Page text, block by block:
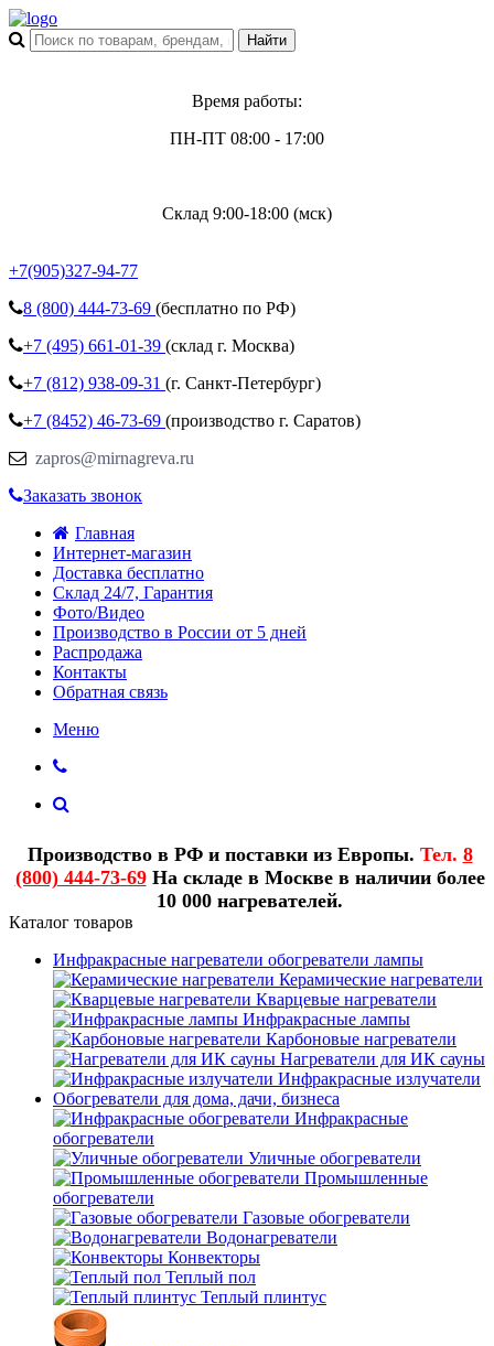
Время работы:
ПН-ПТ 08:00 - 17:00
Склад 9:00-18:00 (мск)
+7(905)327-94-77
8 (800) 444-73-69 (бесплатно по РФ)
+7 (495) 661-01-39 (склад г. Москва)
+7 (812) 938-09-31 (г. Санкт-Петербург)
+7 (8452) 46-73-69 (производство г. Саратов)
zapros@mirnagreva.ru
Заказать звонок
Главная
Интернет-магазин
Доставка бесплатно
Склад 24/7, Гарантия
Фото/Видео
Производство в России от 5 дней
Распродажа
Контакты
Обратная связь
Меню
Производство в РФ и поставки из Европы. Тел. 8
(800) 444-73-69На складе в Москве в наличии более
10 000 нагревателей.
Каталог товаров
Инфракрасные нагреватели обогреватели лампы
Керамические нагреватели
Кварцевые нагреватели
Инфракрасные лампы
Карбоновые нагреватели
Нагреватели для ИК сауны
Инфракрасные излучатели
Обогреватели для дома, дачи, бизнеса
Инфракрасные
обогреватели
Уличные обогреватели
Промышленные
обогреватели
Газовые обогреватели
Водонагреватели
Конвекторы
Теплый пол
Теплый плинтус